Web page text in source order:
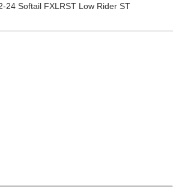
24 Softail FXLRST Low Rider ST